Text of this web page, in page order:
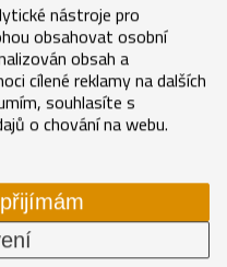
carbon
nástroje pro
obsahovat osobní
obsah a
cílené reklamy na dalších
souhlasíte s
o chování na webu.